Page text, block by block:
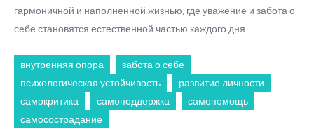
гармоничной и наполненной жизнью, где уважение и забота о
себе становятся естественной частью каждого дня.
внутренняя опора
забота о себе
психологическая устойчивость
развитие личности
самокритика
самоподдержка
самопомощь
самосострадание